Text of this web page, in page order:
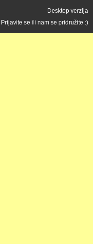
Desktop verzija
Prijavite se ili nam se pridružite :)